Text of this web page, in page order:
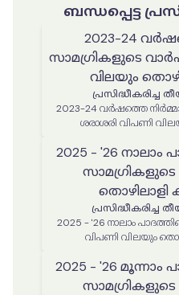
ബന്ധപ്പെട്ട
2023-24
സാമഗ്രികളുടെ
വിലയും
പ്രസിദ്ധീകരിച്ച
2023-24 വർഷത്തെ
ശരാശരി വിപണി
2025 - '26 നാലാം
തൊഴിലാളി
പ്രസിദ്ധീകരിച്ച
2025 - '26 നാലാം പാദത്തിലെ നിർമ്മാണ സാമഗ്രികളുടെ
വിപണി വിലയും
2025 - '26 മൂന്നാം